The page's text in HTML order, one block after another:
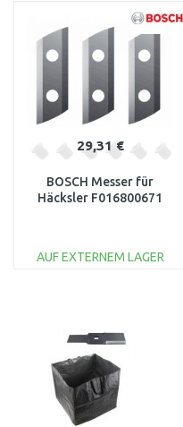
Vergleichen
29,31 €
BOSCH Messer für
Häcksler F016800671
AUF EXTERNEM LAGER
Vergleichen